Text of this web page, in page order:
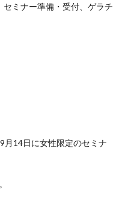
ミナー準備・受付、ゲラチ
月14日に女性限定のセミナ